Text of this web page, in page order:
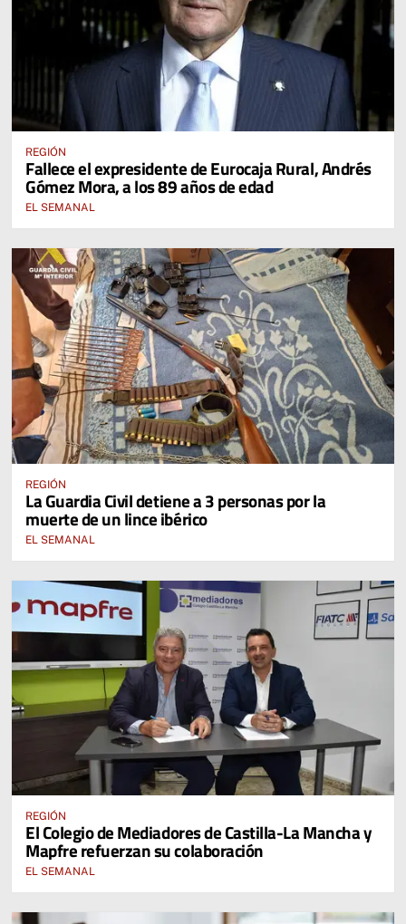
REGIÓN
Fallece el expresidente de Eurocaja Rural, Andrés
Gómez Mora, a los 89 años de edad
EL SEMANAL
REGIÓN
La Guardia Civil detiene a 3 personas por la
muerte de un lince ibérico
EL SEMANAL
REGIÓN
El Colegio de Mediadores de Castilla-La Mancha y
Mapfre refuerzan su colaboración
EL SEMANAL